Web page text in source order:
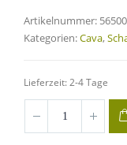
Artikelnummer:
Kategorien:Cava,
Lieferzeit: 2-4 Tage